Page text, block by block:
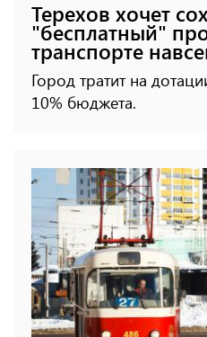
Терехов хочет
"бесплатный"
транспорте
Город тратит на
10% бюджета.